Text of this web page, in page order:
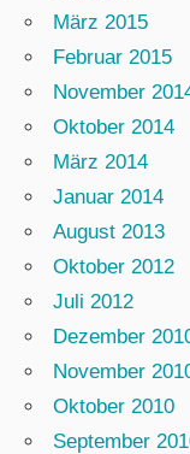
März 2015
Februar 2015
November
Oktober 2014
März 2014
Januar 2014
August 2013
Oktober 2012
Juli 2012
Dezember
November
Oktober 2010
September